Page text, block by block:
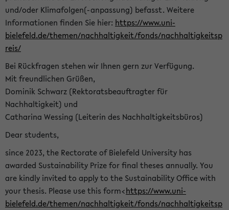
und/oder Klimafolgen(-anpassung) befasst. Weitere
Informationen finden Sie hier: https://www.uni-
bielefeld.de/themen/nachhaltigkeit/fonds/nachhaltigkeitsp
reis/
Bei Rückfragen stehen wir Ihnen gern zur Verfügung.
Mit freundlichen Grüßen,
Dominik Schwarz (Rektoratsbeauftragter für
Nachhaltigkeit) und
Catharina Wessing (Leiterin des Nachhaltigkeitsbüros)
Dear students,
since 2023, the Rectorate of Bielefeld University has
awarded Sustainability Prize for final theses annually. You
are kindly invited to apply to the Sustainability Office with
your thesis. Please use this form<https://www.uni-
bielefeld.de/themen/nachhaltigkeit/fonds/nachhaltigkeitsp